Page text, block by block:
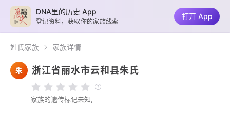
姓氏家族 家族详情
朱 浙江省丽水市云和县朱氏
家族的遗传标记未知,
DNA里的历史 App
登记资料，获取你的家族线索
打开 App